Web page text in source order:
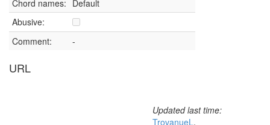
Chord names: Default
Abusive:
Comment:
-
URL
Updated last time:
TrovanueL,